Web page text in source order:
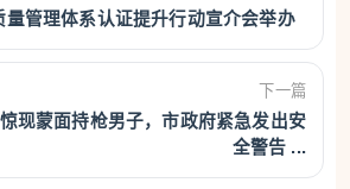
量管理体系认证提升行动宣介会举办
下一篇
现蒙面持枪男子，市政府紧急发出安
全警告 ...